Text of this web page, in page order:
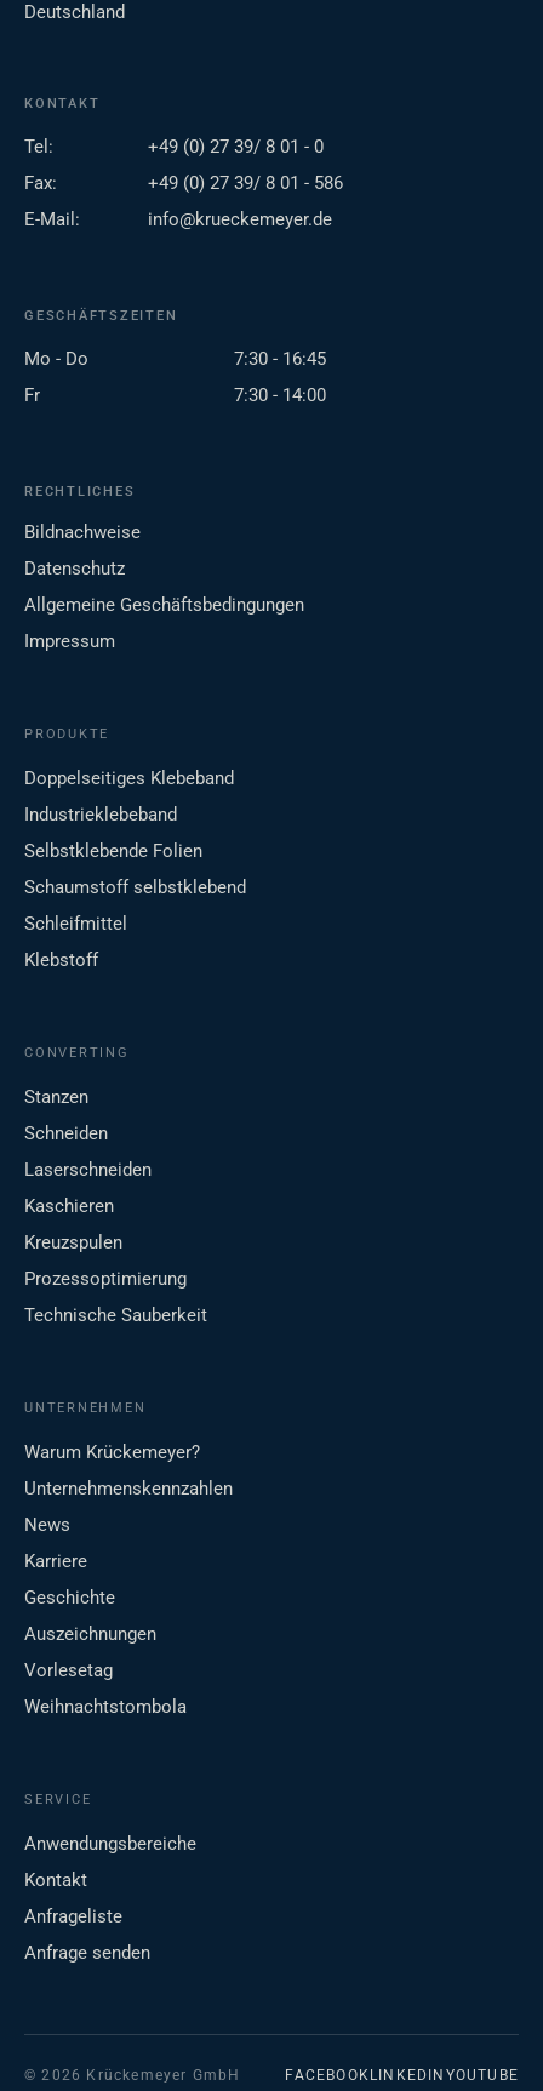
Deutschland
KONTAKT
Tel:
+49 (0) 27 39/ 8 01 - 0
Fax:
+49 (0) 27 39/ 8 01 - 586
E-Mail:
info@krueckemeyer.de
GESCHÄFTSZEITEN
Mo - Do
7:30 - 16:45
Fr
7:30 - 14:00
RECHTLICHES
Bildnachweise
Datenschutz
Allgemeine Geschäftsbedingungen
Impressum
PRODUKTE
Doppelseitiges Klebeband
Industrieklebeband
Selbstklebende Folien
Schaumstoff selbstklebend
Schleifmittel
Klebstoff
CONVERTING
Stanzen
Schneiden
Laserschneiden
Kaschieren
Kreuzspulen
Prozessoptimierung
Technische Sauberkeit
UNTERNEHMEN
Warum Krückemeyer?
Unternehmenskennzahlen
News
Karriere
Geschichte
Auszeichnungen
Vorlesetag
Weihnachtstombola
SERVICE
Anwendungsbereiche
Kontakt
Anfrageliste
Anfrage senden
© 2026 Krückemeyer GmbH FACEBOOK LINKEDIN YOUTUBE